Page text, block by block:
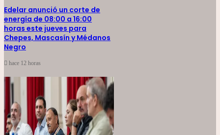
Edelar anunció un corte de
energía de 08:00 a 16:00
horas este jueves para
Chepes, Mascasín y Médanos
Negro
hace 12 horas